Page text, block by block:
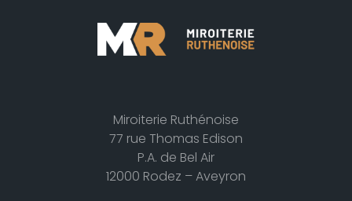
Miroiterie Ruthénoise
77 rue Thomas Edison
P.A. de Bel Air
12000 Rodez – Aveyron